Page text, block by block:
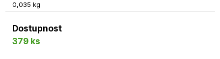
0,035 kg
Dostupnost
379 ks